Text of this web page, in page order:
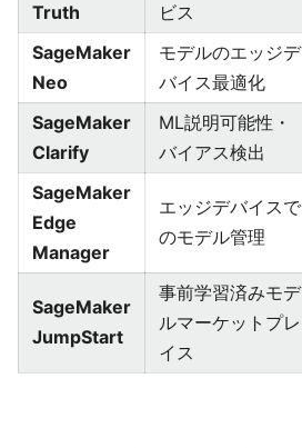
Truth
ビス
SageMaker
Neo
モデルのエッジデ
バイス最適化
SageMaker
Clarify
ML説明可能性・
バイアス検出
SageMaker
Edge
Manager
エッジデバイスで
のモデル管理
SageMaker
JumpStart
事前学習済みモデ
ルマーケットプレ
イス